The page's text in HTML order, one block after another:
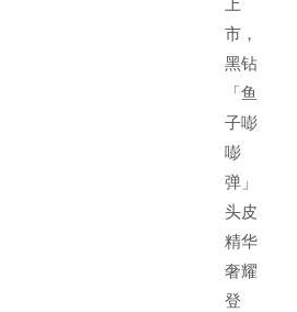
市，
黑钻
「鱼
子嘭
嘭
弹」
头皮
精华
奢耀
登